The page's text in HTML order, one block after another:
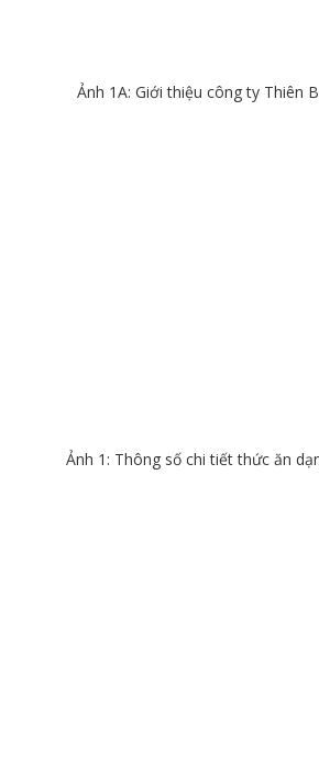
Ảnh 1A: Giới thiệu công ty Thiên
Ảnh 1: Thông số chi tiết thức ăn